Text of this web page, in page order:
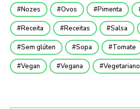
Nozes Ovos Pimenta
Receita Receitas Salsa
Sem glúten Sopa Tomate
Vegan Vegana Vegetariano